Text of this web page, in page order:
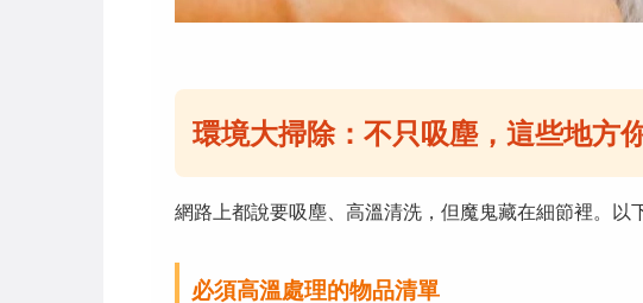
環境大掃除：不只吸塵，這些地方
網路上都說要吸塵、高溫清洗，但魔鬼藏在細節裡。以
必須高溫處理的物品清單